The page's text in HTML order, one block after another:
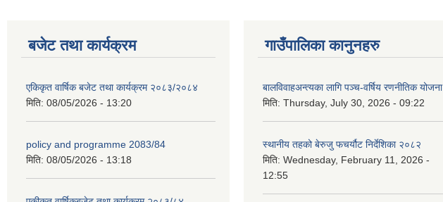
बजेट तथा कार्यक्रम
एकिकृत वार्षिक बजेट तथा कार्यक्रम २०८३/२०८४
मिति: 08/05/2026 - 13:20
policy and programme 2083/84
मिति: 08/05/2026 - 13:18
गाउँपालिका कानुनहरु
बालविवाहअन्त्यका लागि पञ्च-वर्षिय रणनीतिक योजना
मिति: Thursday, July 30, 2026 - 09:22
स्थानीय तहको बेरुजु फचर्यौट निर्देशिका २०८२
मिति: Wednesday, February 11, 2026 -
12:55